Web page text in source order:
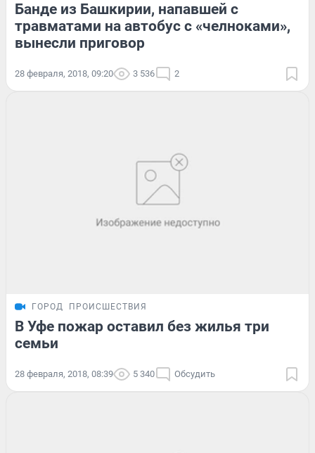
Банде из Башкирии, напавшей с
травматами на автобус с «челноками»,
вынесли приговор
28 февраля, 2018, 09:20 3 536 2
ГОРОД ПРОИСШЕСТВИЯ
В Уфе пожар оставил без жилья три
семьи
28 февраля, 2018, 08:39 5 340 Обсудить